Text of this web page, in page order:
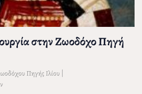
στην Ζωοδόχο Πηγή
Πηγής Ιλίου |